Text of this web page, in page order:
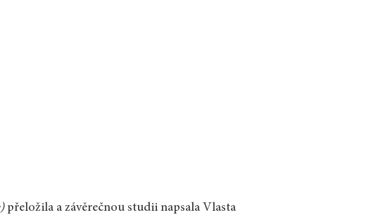
přeložila a závěrečnou studii napsala Vlasta